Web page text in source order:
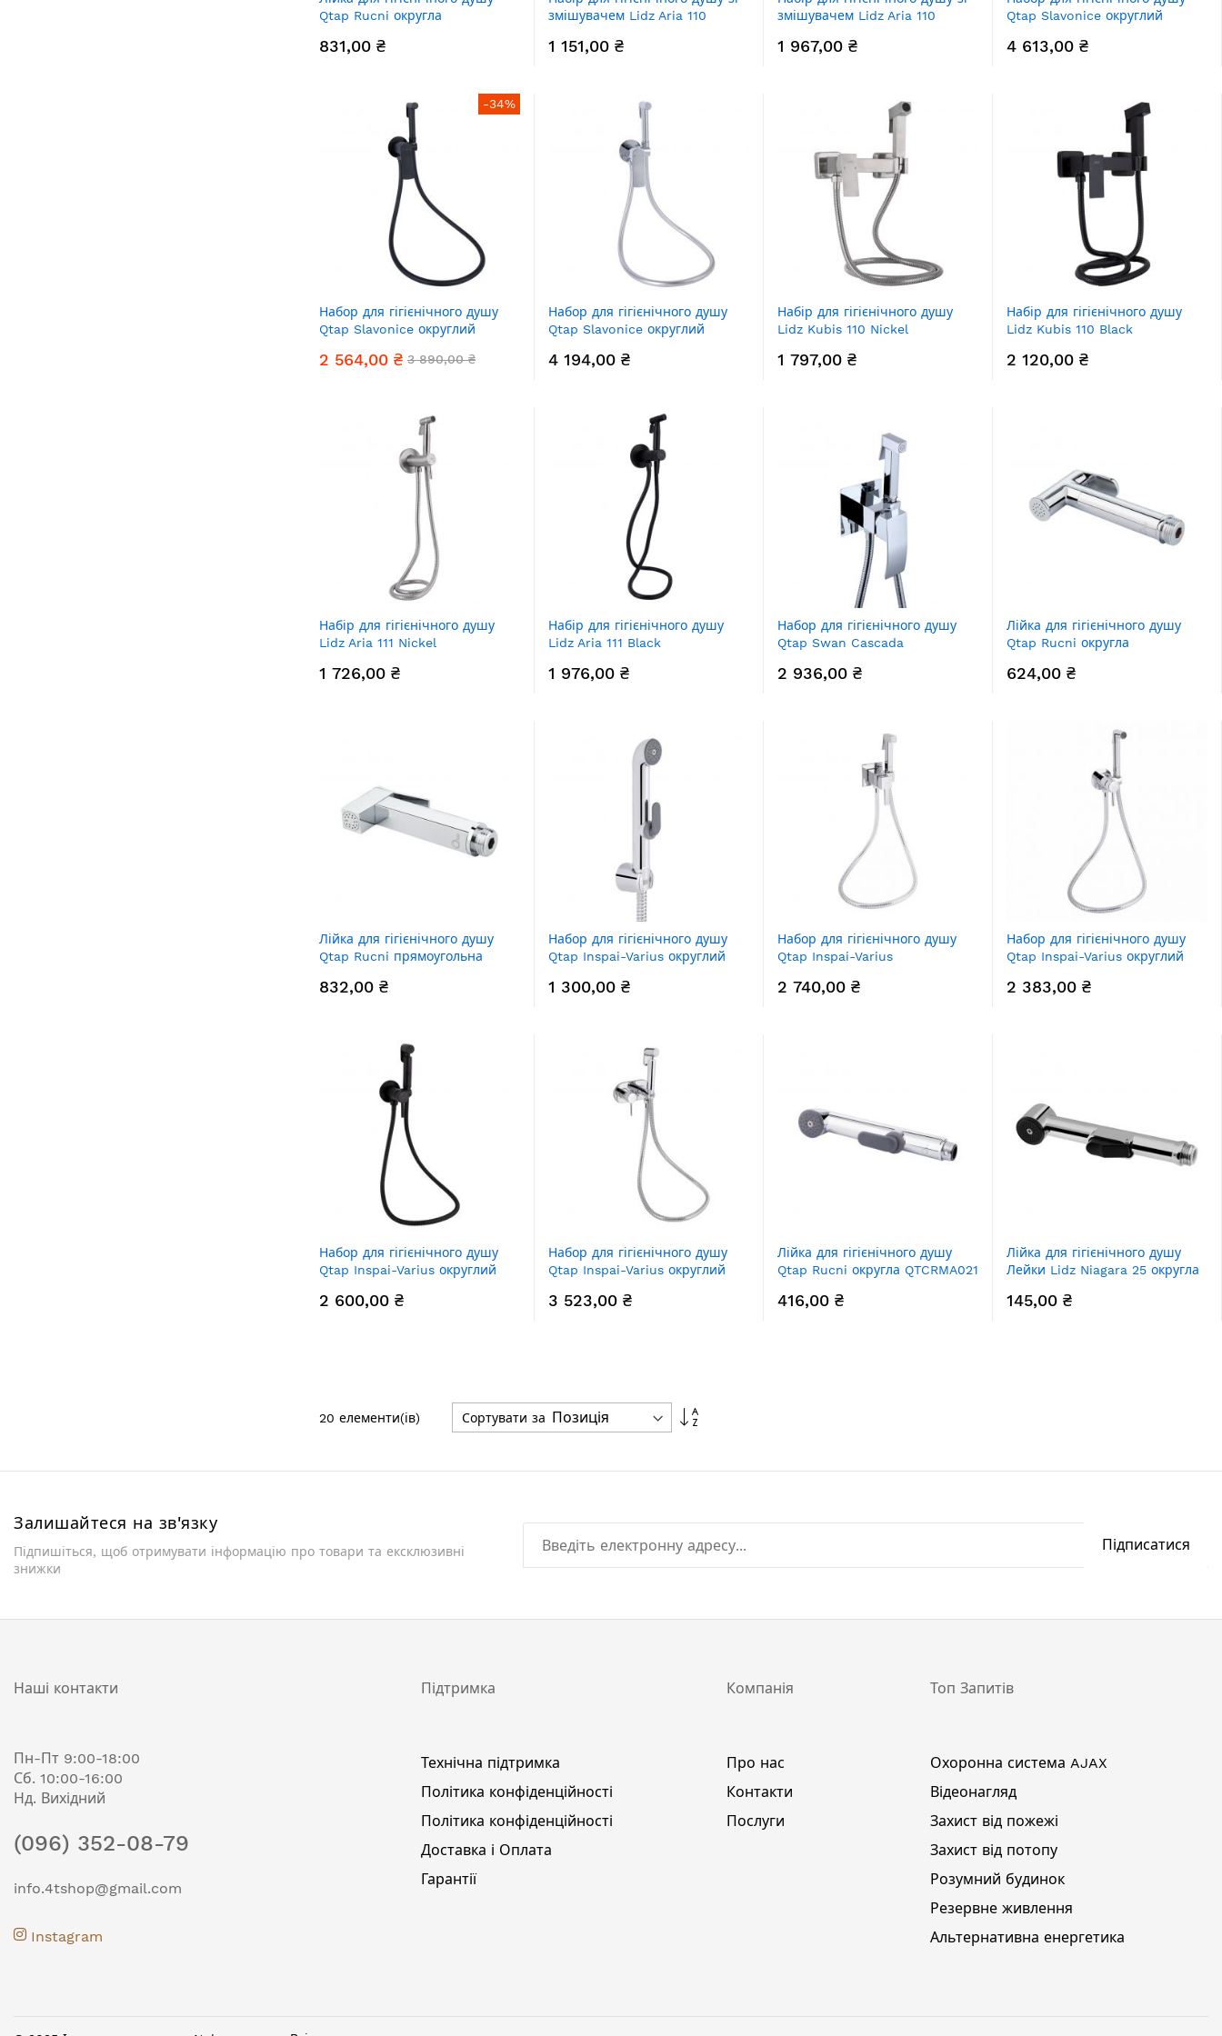
Qtap Rucni округла
831,00 ₴
змішувачем Lidz Aria 110
Nickel
1 151,00 ₴
змішувачем Lidz Aria 110
Black
1 967,00 ₴
Qtap Slavonice округлий
Black PVD
4 613,00 ₴
-34%
Набор для гігієнічного душу
Qtap Slavonice округлий
2 564,00 ₴ 3 890,00 ₴
Набор для гігієнічного душу
Qtap Slavonice округлий
4 194,00 ₴
Набір для гігієнічного душу
Lidz Kubis 110 Nickel
прямокутний
1 797,00 ₴
Набір для гігієнічного душу
Lidz Kubis 110 Black
прямокутний
2 120,00 ₴
Набір для гігієнічного душу
Lidz Aria 111 Nickel
1 726,00 ₴
Набір для гігієнічного душу
Lidz Aria 111 Black
1 976,00 ₴
Набор для гігієнічного душу
Qtap Swan Cascada
QTSWA262CRM45567 Chrome
2 936,00 ₴
Лійка для гігієнічного душу
Qtap Rucni округла
624,00 ₴
Лійка для гігієнічного душу
Qtap Rucni прямоугольна
832,00 ₴
Набор для гігієнічного душу
Qtap Inspai-Varius округлий
(Set)
1 300,00 ₴
Набор для гігієнічного душу
Qtap Inspai-Varius
QTINSVARCRMV00440201
2 740,00 ₴
Набор для гігієнічного душу
Qtap Inspai-Varius округлий
Chrome
2 383,00 ₴
Набор для гігієнічного душу
Qtap Inspai-Varius округлий
Matt
2 600,00 ₴
Набор для гігієнічного душу
Qtap Inspai-Varius округлий
Chrome
3 523,00 ₴
Лійка для гігієнічного душу
Qtap Rucni округла QTCRMA021
416,00 ₴
Лійка для гігієнічного душу
Лейки Lidz Niagara 25 округла
145,00 ₴
20 елементи(ів) Сортувати за
Сортувати
Залишайтеся на зв'язку
Підпишіться, щоб отримувати інформацію про товари та ексклюзивні
знижки
Підписатися
Наші контакти
Пн-Пт 9:00-18:00
Сб. 10:00-16:00
Нд. Вихідний
(096) 352-08-79
info.4tshop@gmail.com
Instagram
Підтримка
Технічна підтримка
Політика конфіденційності
Політика конфіденційності
Доставка і Оплата
Гарантії
Компанія
Про нас
Контакти
Послуги
Топ Запитів
Охоронна система AJAX
Відеонагляд
Захист від пожежі
Захист від потопу
Розумний будинок
Резервне живлення
Альтернативна енергетика